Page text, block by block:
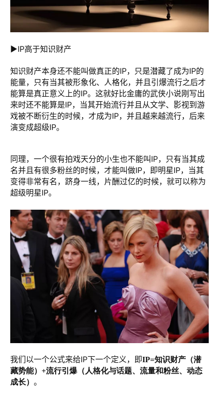
►IP高于知识财产
知识财产本身还不能叫做真正的IP，只是潜藏了成为IP的
能量，只有当其被形象化、人格化，并且引爆流行之后才
能算是真正意义上的IP。这就好比金庸的武侠小说刚写出
来时还不能算是IP，当其开始流行并且从文学、影视到游
戏被不断衍生的时候，才成为IP，并且越来越流行，后来
演变成超级IP。
同理，一个很有拍戏天分的小生也不能叫IP，只有当其成
名并且有很多粉丝的时候，才能叫做IP，即明星IP，当其
变得非常有名，跻身一线，片酬过亿的时候，就可以称为
超级明星IP。
我们以一个公式来给IP下一个定义，即IP=知识财产（潜
藏势能）+流行引爆（人格化与话题、流量和粉丝、动态
成长）。